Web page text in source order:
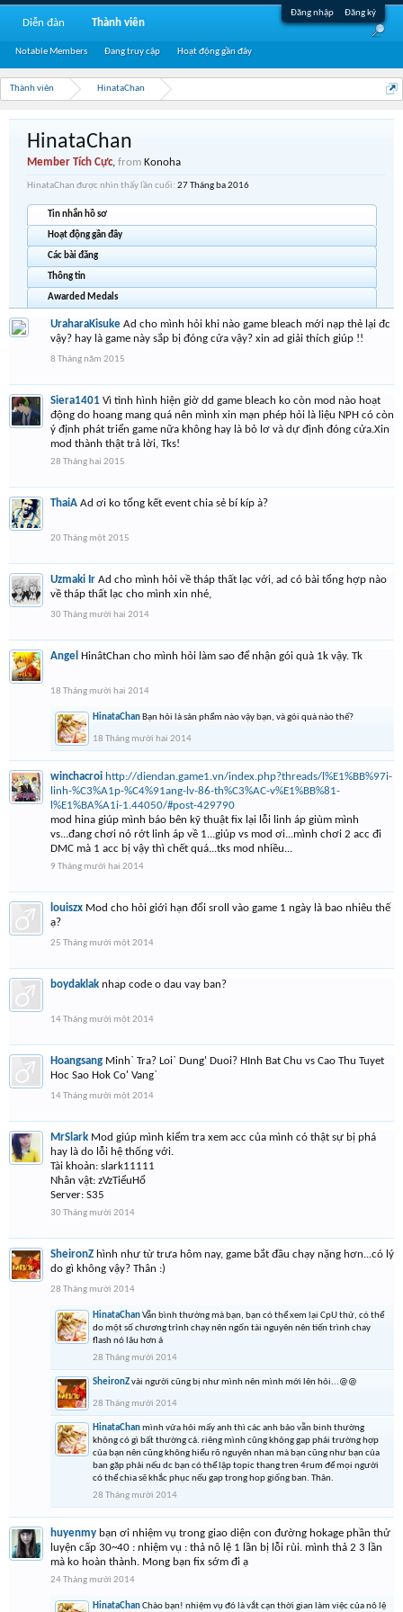
Đăng nhập Đăng ký
Thành viên HinataChan
HinataChan
Member Tích Cực, from Konoha
HinataChan được nhìn thấy lần cuối: 27 Tháng ba 2016
Tin nhắn hồ sơ
Hoạt động gần đây
Các bài đăng
Thông tin
Awarded Medals
UraharaKisuke Ad cho mình hỏi khi nào game bleach mới nạp thẻ lại đc
vậy? hay là game này sắp bị đóng cửa vậy? xin ad giải thích giúp !!
8 Tháng năm 2015
Siera1401 Vì tình hình hiện giờ dd game bleach ko còn mod nào hoạt
động do hoang mang quá nên mình xin mạn phép hỏi là liệu NPH có còn
ý định phát triển game nữa không hay là bỏ lơ và dự định đóng cửa.Xin
mod thành thật trả lời, Tks!
28 Tháng hai 2015
ThaiA Ad ơi ko tổng kết event chia sẻ bí kíp à?
20 Tháng một 2015
Uzmaki Ir Ad cho mình hỏi về tháp thất lạc với, ad có bài tổng hợp nào
về tháp thất lạc cho mình xin nhé,
30 Tháng mười hai 2014
Angel HinâtChan cho mình hỏi làm sao để nhận gói quà 1k vậy. Tk
18 Tháng mười hai 2014
HinataChan Bạn hỏi là sản phẩm nào vậy bạn, và gói quà nào thế?
18 Tháng mười hai 2014
winchacroi http://diendan.game1.vn/index.php?threads/l%E1%BB%97i-
linh-%C3%A1p-%C4%91ang-lv-86-th%C3%AC-v%E1%BB%81-
l%E1%BA%A1i-1.44050/#post-429790
mod hina giúp mình báo bên kỹ thuật fix lại lỗi linh áp giùm mình
vs...đang chơi nó rớt linh áp về 1...giúp vs mod ơi...mình chơi 2 acc đi
DMC mà 1 acc bị vậy thì chết quá...tks mod nhiều...
9 Tháng mười hai 2014
louiszx Mod cho hỏi giới hạn đổi sroll vào game 1 ngày là bao nhiêu thế
ạ?
25 Tháng mười một 2014
boydaklak nhap code o dau vay ban?
14 Tháng mười một 2014
Hoangsang Minh` Tra? Loi` Dung' Duoi? HInh Bat Chu vs Cao Thu Tuyet
Hoc Sao Hok Co' Vang`
14 Tháng mười một 2014
MrSlark Mod giúp mình kiểm tra xem acc của mình có thật sự bị phá
hay là do lỗi hệ thống với.
Tài khoản: slark11111
Nhân vật: zVzTiểuHổ
Server: S35
30 Tháng mười 2014
SheironZ hình như từ trưa hôm nay, game bắt đầu chạy nặng hơn...có lý
do gì không vậy? Thân :)
28 Tháng mười 2014
HinataChanVẫn bình thường mà bạn, bạn có thể xem lại CpU thử, có thể
do một số chương trỉnh chạy nên ngốn tài nguyên nên tiến trình chay
flash nó lâu hơn á
28 Tháng mười 2014
SheironZvài người cũng bị như mình nên mình mới lên hỏi...@@
28 Tháng mười 2014
HinataChanmình vửa hỏi mấy anh thì các anh bảo vẫn binh thường
không có gì bất thường cả. riêng mình cũng không gap phải trường hợp
của bạn nên cũng không hiểu rõ nguyên nhan mà bạn cũng như bạn của
ban gặp phải nếu dc bạn có thể lập topic thang tren 4rum để mọi người
có thể chia sẽ khắc phục nếu gap trong hop giống ban. Thân.
28 Tháng mười 2014
huyenmy bạn ơi nhiệm vụ trong giao diện con đường hokage phần thử
luyện cấp 30~40 : nhiệm vụ : thả nô lệ 1 lần bị lỗi rùi. mình thả 2 3 lần
mà ko hoàn thành. Mong bạn fix sớm đi ạ
24 Tháng mười 2014
HinataChanChào bạn! nhiệm vụ đó là vắt cạn thời gian làm việc của nô lệ
Diễn đàn Thành viên
Notable Members Đang truy cập Hoạt động gần đây